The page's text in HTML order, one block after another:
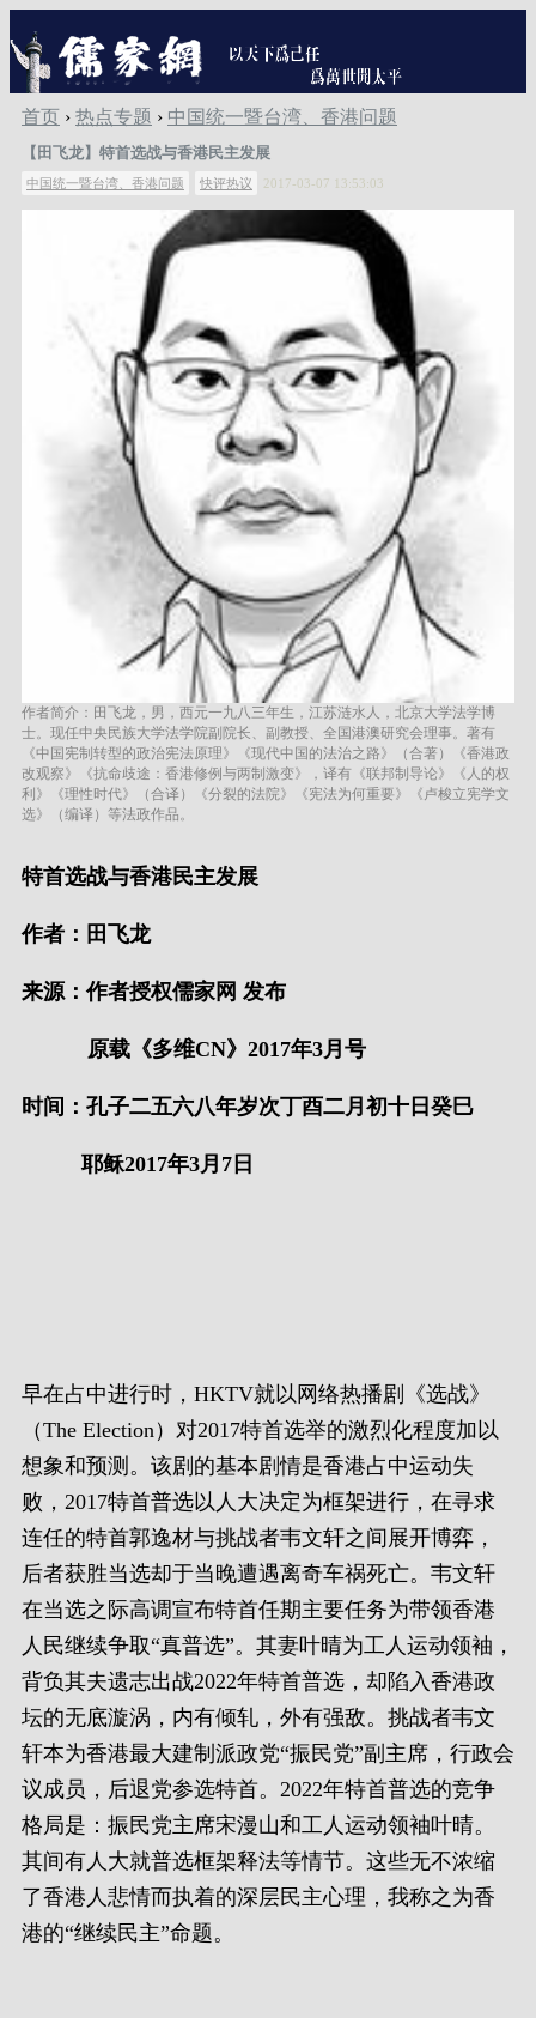
首页 › 热点专题 › 中国统一暨台湾、香港问题
【田飞龙】特首选战与香港民主发展
中国统一暨台湾、香港问题 快评热议 2017-03-07 13:53:03
作者简介：田飞龙，男，西元一九八三年生，江苏涟水人，北京大学法学博
士。现任中央民族大学法学院副院长、副教授、全国港澳研究会理事。著有
《中国宪制转型的政治宪法原理》《现代中国的法治之路》（合著）《香港政
改观察》《抗命歧途：香港修例与两制激变》，译有《联邦制导论》《人的权
利》《理性时代》（合译）《分裂的法院》《宪法为何重要》《卢梭立宪学文
选》（编译）等法政作品。
特首选战与香港民主发展
作者：田飞龙
来源：作者授权儒家网 发布
原载《多维CN》2017年3月号
时间：孔子二五六八年岁次丁酉二月初十日癸巳
耶稣2017年3月7日
早在占中进行时，HKTV就以网络热播剧《选战》
（The Election）对2017特首选举的激烈化程度加以
想象和预测。该剧的基本剧情是香港占中运动失
败，2017特首普选以人大决定为框架进行，在寻求
连任的特首郭逸材与挑战者韦文轩之间展开博弈，
后者获胜当选却于当晚遭遇离奇车祸死亡。韦文轩
在当选之际高调宣布特首任期主要任务为带领香港
人民继续争取“真普选”。其妻叶晴为工人运动领袖，
背负其夫遗志出战2022年特首普选，却陷入香港政
坛的无底漩涡，内有倾轧，外有强敌。挑战者韦文
轩本为香港最大建制派政党“振民党”副主席，行政会
议成员，后退党参选特首。2022年特首普选的竞争
格局是：振民党主席宋漫山和工人运动领袖叶晴。
其间有人大就普选框架释法等情节。这些无不浓缩
了香港人悲情而执着的深层民主心理，我称之为香
港的“继续民主”命题。